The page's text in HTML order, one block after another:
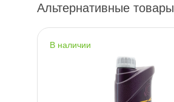
Альтернативные товары
наличии